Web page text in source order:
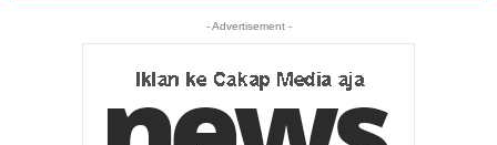
- Advertisement -